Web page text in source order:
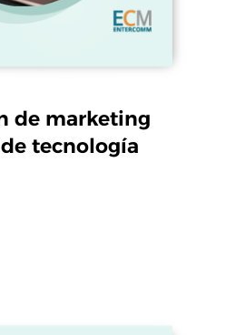
de marketing
tecnología